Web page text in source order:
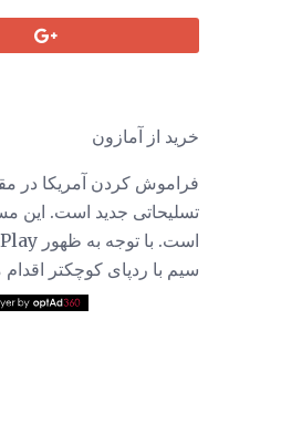
خرید از آمازون
فراموش كردن آمريكا در
تسلیحاتی جدید است. این
سیم با ردپای کوچکتر